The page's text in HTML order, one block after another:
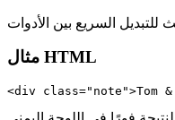
مثال HTML
<div class="note">Tom